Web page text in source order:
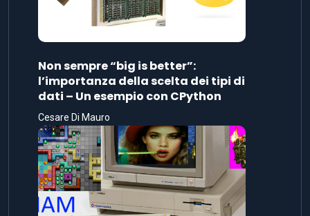
Non sempre “big is better”:
l’importanza della scelta dei tipi di
dati – Un esempio con CPython
Cesare Di Mauro